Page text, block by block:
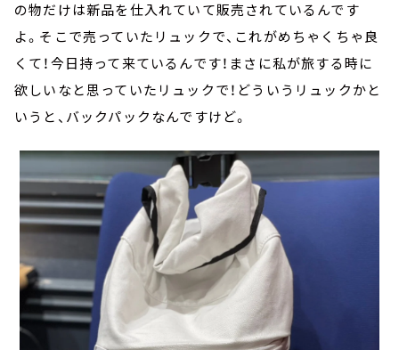
の物だけは新品を仕入れていて販売されているんです
よ。そこで売っていたリュックで、これがめちゃくちゃ良
くて！今日持って来ているんです！まさに私が旅する時に
欲しいなと思っていたリュックで！どういうリュックかと
いうと、バックパックなんですけど。